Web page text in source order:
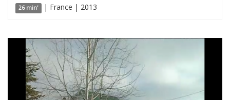
26 min' | France | 2013